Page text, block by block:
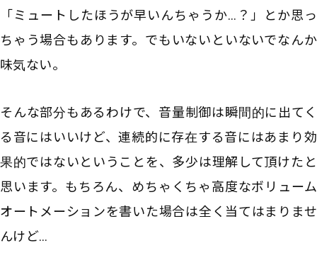
「ミュートしたほうが早いんちゃうか…？」とか思っ
ちゃう場合もあります。でもいないといないでなんか
味気ない。
そんな部分もあるわけで、音量制御は瞬間的に出てく
る音にはいいけど、連続的に存在する音にはあまり効
果的ではないということを、多少は理解して頂けたと
思います。もちろん、めちゃくちゃ高度なボリューム
オートメーションを書いた場合は全く当てはまりませ
んけど…